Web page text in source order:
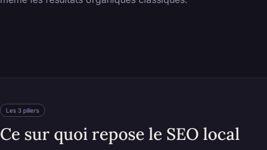
Les 3 piliers
Ce sur quoi repose le SEO local